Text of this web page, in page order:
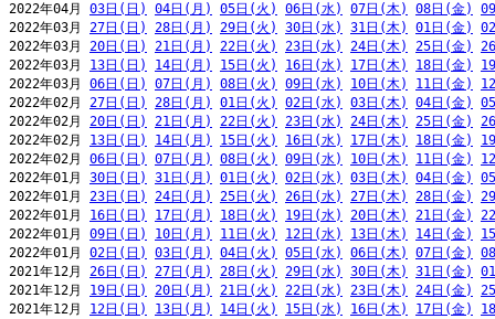
2022年04月 03日(日) 04日(月) 05日(火) 06日(水) 07日(木) 08日(金)
2022年03月 27日(日) 28日(月) 29日(火) 30日(水) 31日(木) 01日(金)
2022年03月 20日(日) 21日(月) 22日(火) 23日(水) 24日(木) 25日(金)
2022年03月 13日(日) 14日(月) 15日(火) 16日(水) 17日(木) 18日(金)
2022年03月 06日(日) 07日(月) 08日(火) 09日(水) 10日(木) 11日(金)
2022年02月 27日(日) 28日(月) 01日(火) 02日(水) 03日(木) 04日(金)
2022年02月 20日(日) 21日(月) 22日(火) 23日(水) 24日(木) 25日(金)
2022年02月 13日(日) 14日(月) 15日(火) 16日(水) 17日(木) 18日(金)
2022年02月 06日(日) 07日(月) 08日(火) 09日(水) 10日(木) 11日(金)
2022年01月 30日(日) 31日(月) 01日(火) 02日(水) 03日(木) 04日(金)
2022年01月 23日(日) 24日(月) 25日(火) 26日(水) 27日(木) 28日(金)
2022年01月 16日(日) 17日(月) 18日(火) 19日(水) 20日(木) 21日(金)
2022年01月 09日(日) 10日(月) 11日(火) 12日(水) 13日(木) 14日(金)
2022年01月 02日(日) 03日(月) 04日(火) 05日(水) 06日(木) 07日(金)
2021年12月 26日(日) 27日(月) 28日(火) 29日(水) 30日(木) 31日(金)
2021年12月 19日(日) 20日(月) 21日(火) 22日(水) 23日(木) 24日(金)
2021年12月 12日(日) 13日(月) 14日(火) 15日(水) 16日(木) 17日(金)